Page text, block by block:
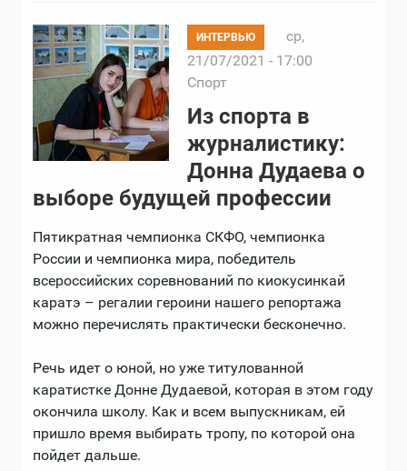
ИНТЕРВЬЮ
ср,
21/07/2021 - 17:00
Спорт
Из спорта в
журналистику:
Донна Дудаева о
выборе будущей профессии
Пятикратная чемпионка СКФО, чемпионка
России и чемпионка мира, победитель
всероссийских соревнований по киокусинкай
каратэ – регалии героини нашего репортажа
можно перечислять практически бесконечно.
Речь идет о юной, но уже титулованной
каратистке Донне Дудаевой, которая в этом году
окончила школу. Как и всем выпускникам, ей
пришло время выбирать тропу, по которой она
пойдет дальше.